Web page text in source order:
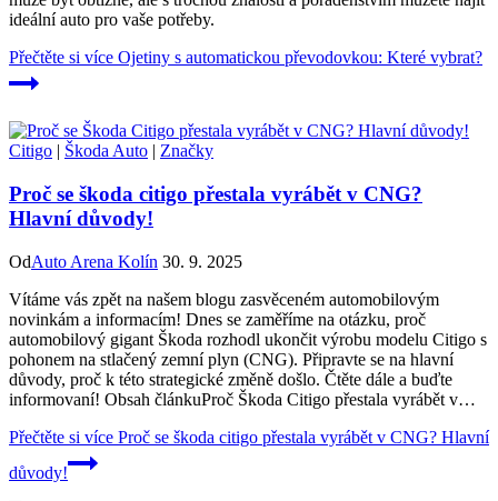
ideální auto pro vaše potřeby.
Přečtěte si více Ojetiny s automatickou převodovkou: Které vybrat?
Citigo | Škoda Auto | Značky
Proč se škoda citigo přestala vyrábět v CNG?
Hlavní důvody!
OdAuto Arena Kolín 30. 9. 2025
Vítáme vás zpět na našem blogu zasvěceném automobilovým
novinkám a informacím! Dnes se zaměříme na otázku, proč
automobilový gigant Škoda rozhodl ukončit výrobu modelu Citigo s
pohonem na stlačený zemní plyn (CNG). Připravte se na hlavní
důvody, proč k této strategické změně došlo. Čtěte dále a buďte
informovaní! Obsah článkuProč Škoda Citigo přestala vyrábět v…
Přečtěte si více Proč se škoda citigo přestala vyrábět v CNG? Hlavní
důvody!